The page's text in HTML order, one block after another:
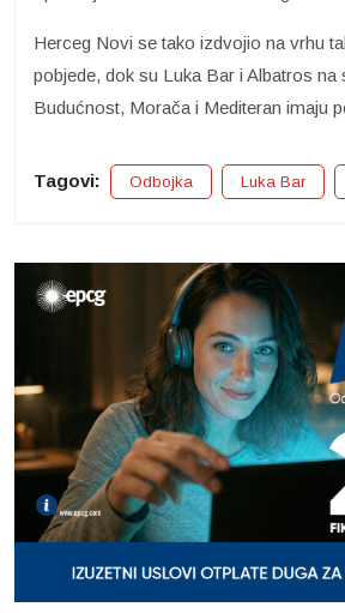
Herceg Novi se tako izdvojio na vrhu
pobjede, dok su Luka Bar i Albatros na
Budućnost, Morača i Mediteran imaju
Tagovi: Odbojka Luka Bar